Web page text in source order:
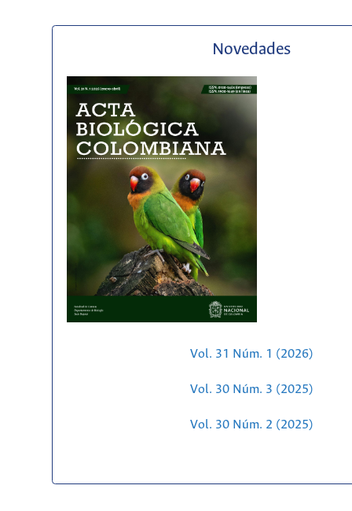
Novedades
Vol. 31 Núm. 1 (2026)
Vol. 30 Núm. 3 (2025)
Vol. 30 Núm. 2 (2025)